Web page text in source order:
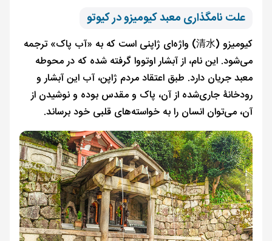
علت نامگذاری معبد کیومیزو در کیوتو
کیومیزو (清水) واژه‌ای ژاپنی است که به «آب پاک» ترجمه
می‌شود. این نام، از آبشار اوتووا گرفته شده که در محوطه
معبد جریان دارد. طبق اعتقاد مردم ژاپن، آب این آبشار و
رودخانۀ جاری‌شده از آن، پاک و مقدس بوده و نوشیدن از
آن، می‌توان انسان را به خواسته‌های قلبی خود برساند.